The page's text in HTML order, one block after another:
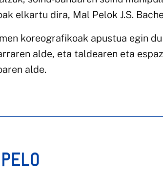
elkartu dira, Mal Pelok J.S.
koreografikoak apustua egin
alde, eta taldearen eta
alde.